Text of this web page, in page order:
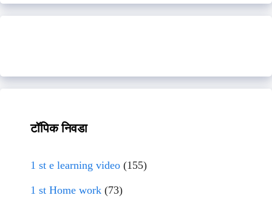
टॉपिक निवडा
1 st e learning video (155)
1 st Home work (73)